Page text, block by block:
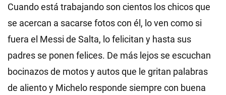
Cuando está trabajando son cientos los chicos que
se acercan a sacarse fotos con él, lo ven como si
fuera el Messi de Salta, lo felicitan y hasta sus
padres se ponen felices. De más lejos se escuchan
bocinazos de motos y autos que le gritan palabras
de aliento y Michelo responde siempre con buena